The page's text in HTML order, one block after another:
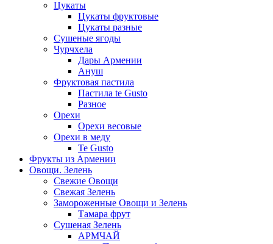
Цукаты
Цукаты фруктовые
Цукаты разные
Сушеные ягоды
Чурчхела
Дары Армении
Ануш
Фруктовая пастила
Пастила te Gusto
Разное
Орехи
Орехи весовые
Орехи в меду
Te Gusto
Фрукты из Армении
Овощи. Зелень
Свежие Овощи
Свежая Зелень
Замороженные Овощи и Зелень
Тамара фрут
Сушеная Зелень
АРМЧАЙ